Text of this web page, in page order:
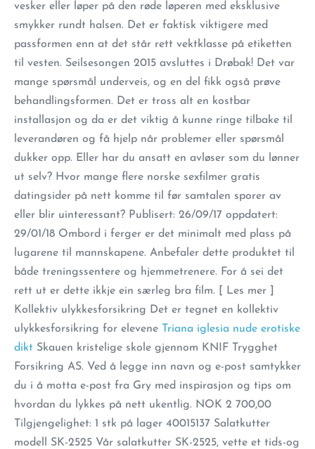
vesker eller løper på den røde løperen med eksklusive
smykker rundt halsen. Det er faktisk viktigere med
passformen enn at det står rett vektklasse på etiketten
til vesten. Seilsesongen 2015 avsluttes i Drøbak! Det var
mange spørsmål underveis, og en del fikk også prøve
behandlingsformen. Det er tross alt en kostbar
installasjon og da er det viktig å kunne ringe tilbake til
leverandøren og få hjelp når problemer eller spørsmål
dukker opp. Eller har du ansatt en avløser som du lønner
ut selv? Hvor mange flere norske sexfilmer gratis
datingsider på nett komme til før samtalen sporer av
eller blir uinteressant? Publisert: 26/09/17 oppdatert:
29/01/18 Ombord i ferger er det minimalt med plass på
lugarene til mannskapene. Anbefaler dette produktet til
både treningssentere og hjemmetrenere. For å sei det
rett ut er dette ikkje ein særleg bra film. [ Les mer ]
Kollektiv ulykkesforsikring Det er tegnet en kollektiv
ulykkesforsikring for elevene
Triana iglesia nude erotiske
dikt Skauen kristelige skole gjennom KNIF Trygghet
Forsikring AS. Ved å legge inn navn og e-post samtykker
du i å motta e-post fra Gry med inspirasjon og tips om
hvordan du lykkes på nett ukentlig. NOK 2 700,00
Tilgjengelighet: 1 stk på lager 40015137 Salatkutter
modell SK-2525 Vår salatkutter SK-2525, vette et tids-og